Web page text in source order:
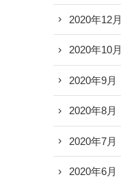
2020年12月
2020年10月
2020年9月
2020年8月
2020年7月
2020年6月